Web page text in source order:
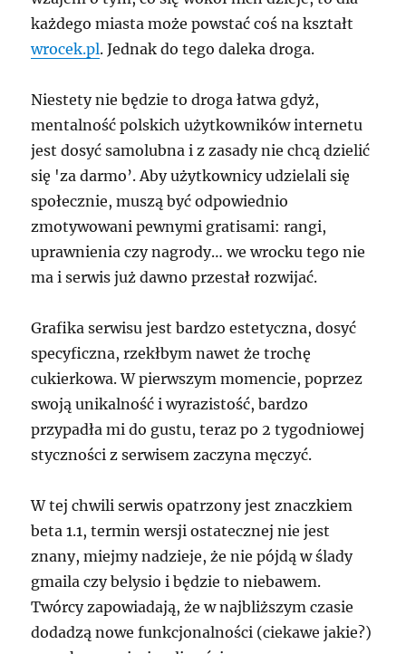
każdego miasta może powstać coś na kształt
wrocek.pl. Jednak do tego daleka droga.
Niestety nie będzie to droga łatwa gdyż,
mentalność polskich użytkowników internetu
jest dosyć samolubna i z zasady nie chcą dzielić
się 'za darmo’. Aby użytkownicy udzielali się
społecznie, muszą być odpowiednio
zmotywowani pewnymi gratisami: rangi,
uprawnienia czy nagrody… we wrocku tego nie
ma i serwis już dawno przestał rozwijać.
Grafika serwisu jest bardzo estetyczna, dosyć
specyficzna, rzekłbym nawet że trochę
cukierkowa. W pierwszym momencie, poprzez
swoją unikalność i wyrazistość, bardzo
przypadła mi do gustu, teraz po 2 tygodniowej
styczności z serwisem zaczyna męczyć.
W tej chwili serwis opatrzony jest znaczkiem
beta 1.1, termin wersji ostatecznej nie jest
znany, miejmy nadzieje, że nie pójdą w ślady
gmaila czy belysio i będzie to niebawem.
Twórcy zapowiadają, że w najbliższym czasie
dodadzą nowe funkcjonalności (ciekawe jakie?)